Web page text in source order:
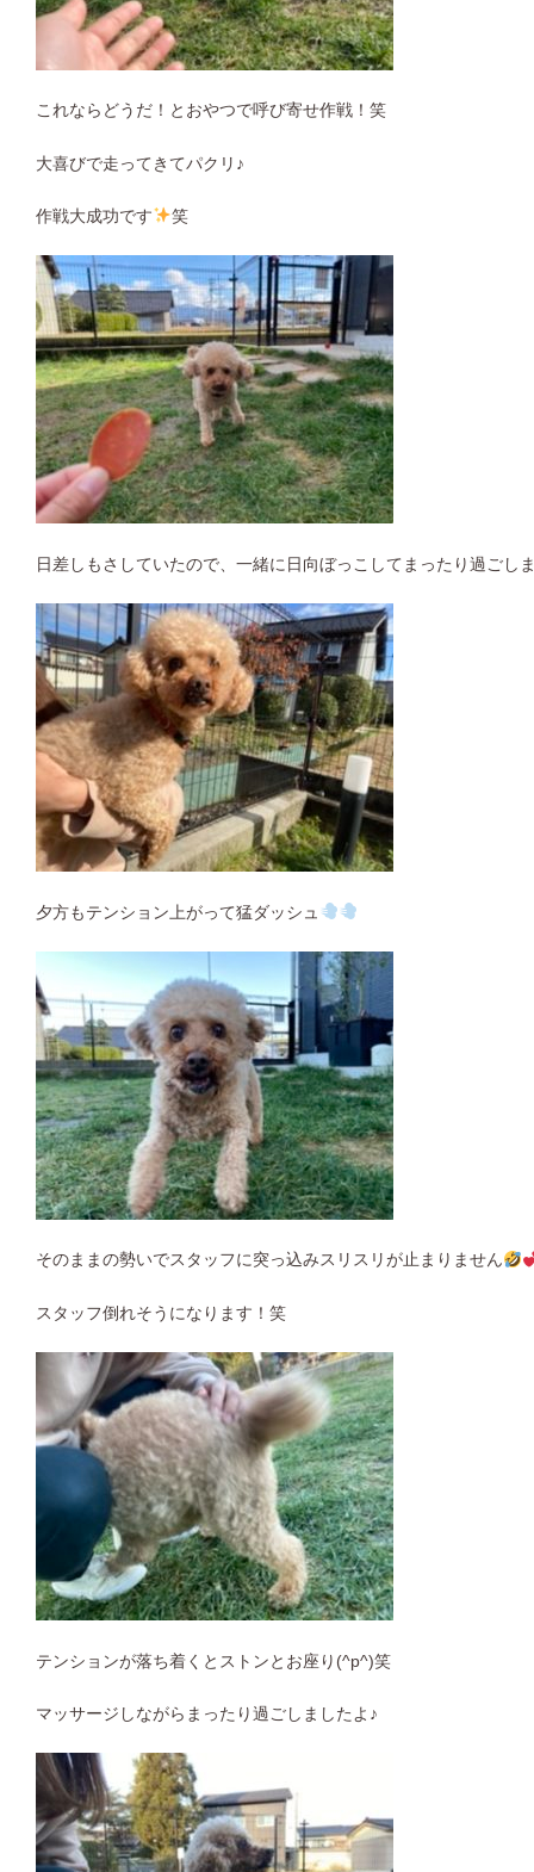
これならどうだ！とおやつで呼び寄せ作戦！笑
大喜びで走ってきてパクリ♪
作戦大成功です 笑
日差しもさしていたので、一緒に日向ぼっこしてまったり過ごし
夕方もテンション上がって猛ダッシュ
そのままの勢いでスタッフに突っ込みスリスリが止まりません
スタッフ倒れそうになります！笑
テンションが落ち着くとストンとお座り(^p^)笑
マッサージしながらまったり過ごしましたよ♪